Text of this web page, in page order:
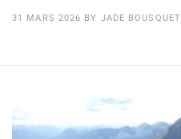
31 MARS 2026 BY JADE BOUSQUET